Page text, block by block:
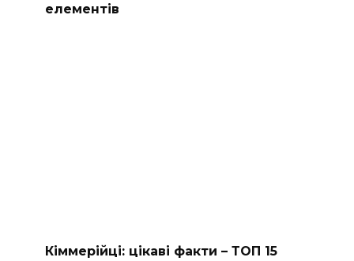
елементів
Кіммерійці: цікаві факти – ТОП 15